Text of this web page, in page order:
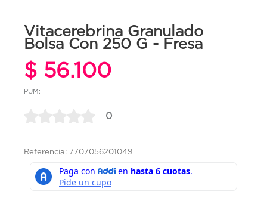
Vitacerebrina Granulado
Bolsa Con 250 G - Fresa
$ 56.100
PUM:
0
Referencia: 7707056201049